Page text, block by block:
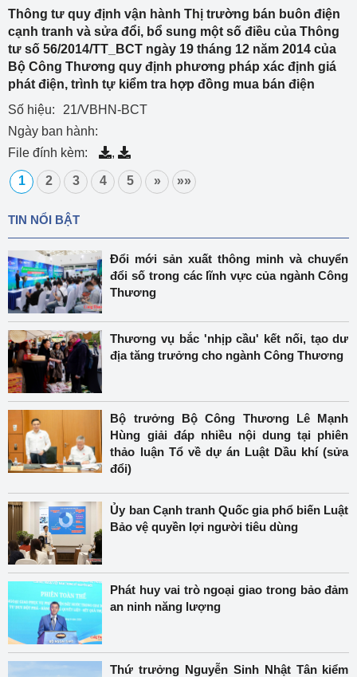
Thông tư quy định vận hành Thị trường bán buôn điện
cạnh tranh và sửa đổi, bổ sung một số điều của Thông
tư số 56/2014/TT_BCT ngày 19 tháng 12 năm 2014 của
Bộ Công Thương quy định phương pháp xác định giá
phát điện, trình tự kiểm tra hợp đồng mua bán điện
Số hiệu:
21/VBHN-BCT
Ngày ban hành:
File đính kèm:
,
1 2 3 4 5 » »»
TIN NỔI BẬT
Đổi mới sản xuất thông minh và chuyển
đổi số trong các lĩnh vực của ngành Công
Thương
Thương vụ bắc 'nhịp cầu' kết nối, tạo dư
địa tăng trưởng cho ngành Công Thương
Bộ trưởng Bộ Công Thương Lê Mạnh
Hùng giải đáp nhiều nội dung tại phiên
thảo luận Tổ về dự án Luật Dầu khí (sửa
đổi)
Ủy ban Cạnh tranh Quốc gia phổ biến Luật
Bảo vệ quyền lợi người tiêu dùng
Phát huy vai trò ngoại giao trong bảo đảm
an ninh năng lượng
Thứ trưởng Nguyễn Sinh Nhật Tân kiểm